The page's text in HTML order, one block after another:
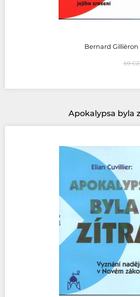
Bernard Gillièron
69
Apokalypsa byla